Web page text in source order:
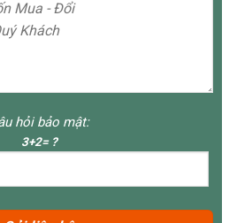
hỏi bảo mật:
3+2= ?